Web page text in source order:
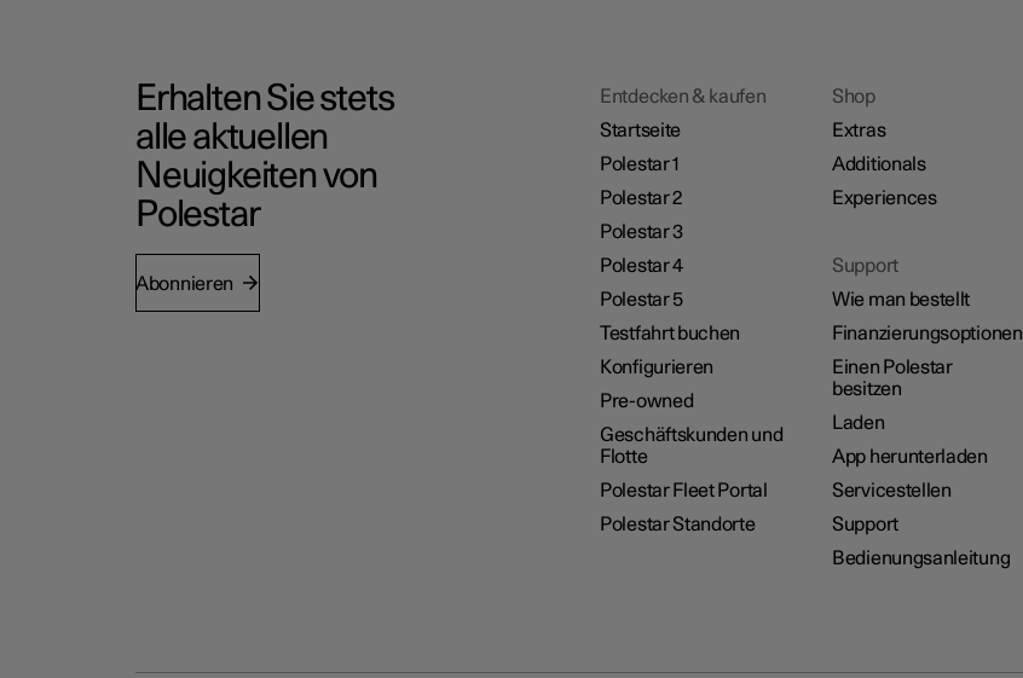
Erhalten Sie stets
alle aktuellen
Neuigkeiten von
Polestar
Abonnieren
Entdecken & kaufen
Startseite
Polestar 1
Polestar 2
Polestar 3
Polestar 4
Polestar 5
Testfahrt buchen
Konfigurieren
Pre-owned
Geschäftskunden und
Flotte
Polestar Fleet Portal
Polestar Standorte
Shop
Extras
Additionals
Experiences
Support
Wie man bestellt
Finanzierungsoptionen
Einen Polestar
besitzen
Laden
App herunterladen
Servicestellen
Support
Bedienungsanleitung